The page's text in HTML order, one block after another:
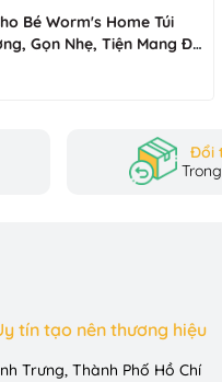
Bé Worm's Home Túi
Gọn Nhẹ, Tiện Mang Đi
Đổi
tín tạo nên thương hiệu
Trưng, Thành Phố Hồ Chí